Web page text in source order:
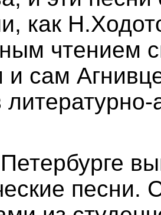
как
чтением
и сам
песни.